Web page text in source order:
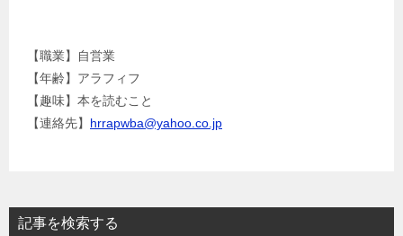
【職業】自営業
【年齢】アラフィフ
【趣味】本を読むこと
【連絡先】 hrrapwba@yahoo.co.jp
記事を検索する